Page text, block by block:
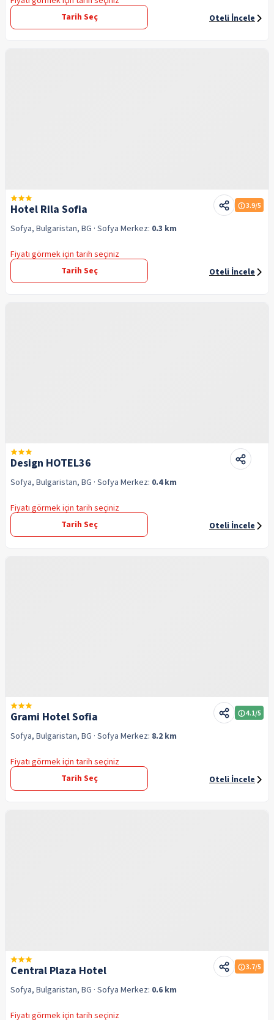
Tarih Seç
Oteli İncele
Hotel Rila Sofia 3.9/5
Sofya, Bulgaristan, BG · Sofya Merkez: 0.3 km
Fiyatı görmek için tarih seçiniz
Tarih Seç
Oteli İncele
Design HOTEL36
Sofya, Bulgaristan, BG · Sofya Merkez: 0.4 km
Fiyatı görmek için tarih seçiniz
Tarih Seç
Oteli İncele
Grami Hotel Sofia 4.1/5
Sofya, Bulgaristan, BG · Sofya Merkez: 8.2 km
Fiyatı görmek için tarih seçiniz
Tarih Seç
Oteli İncele
Central Plaza Hotel 3.7/5
Sofya, Bulgaristan, BG · Sofya Merkez: 0.6 km
Fiyatı görmek için tarih seçiniz